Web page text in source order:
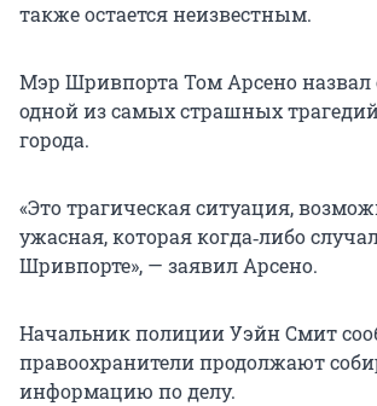
также остается неизвестным.
Мэр Шривпорта Том Арсено назвал
одной из самых страшных
города.
«Это трагическая ситуация,
ужасная, которая когда‑либо
Шривпорте», — заявил Арсено.
Начальник полиции Уэйн Смит
правоохранители продолжают
информацию по делу.